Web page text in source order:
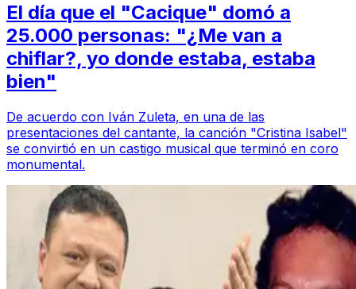
El día que el "Cacique" domó a
25.000 personas: "¿Me van a
chiflar?, yo donde estaba, estaba
bien"
De acuerdo con Iván Zuleta, en una de las
presentaciones del cantante, la canción "Cristina Isabel"
se convirtió en un castigo musical que terminó en coro
monumental.